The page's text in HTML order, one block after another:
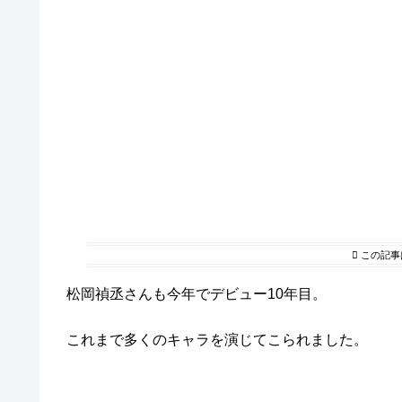
この記事
松岡禎丞さんも今年でデビュー10年目。
これまで多くのキャラを演じてこられました。